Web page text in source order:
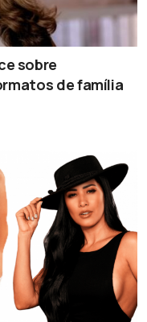
sobre
de família